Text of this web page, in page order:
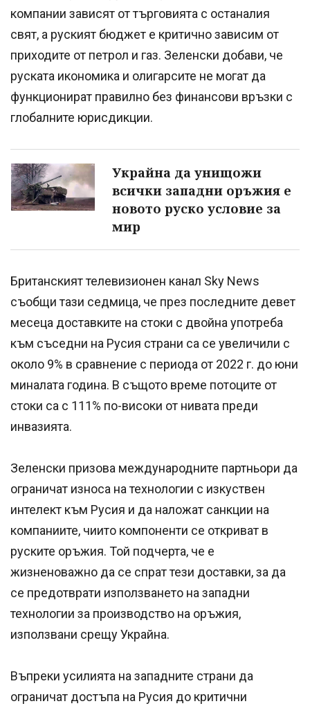
компании зависят от търговията с останалия
свят, а руският бюджет е критично зависим от
приходите от петрол и газ. Зеленски добави, че
руската икономика и олигарсите не могат да
функционират правилно без финансови връзки с
глобалните юрисдикции.
Украйна да унищожи
всички западни оръжия е
новото руско условие за
мир
Британският телевизионен канал Sky News
съобщи тази седмица, че през последните девет
месеца доставките на стоки с двойна употреба
към съседни на Русия страни са се увеличили с
около 9% в сравнение с периода от 2022 г. до юни
миналата година. В същото време потоците от
стоки са с 111% по-високи от нивата преди
инвазията.
Зеленски призова международните партньори да
ограничат износа на технологии с изкуствен
интелект към Русия и да наложат санкции на
компаниите, чиито компоненти се откриват в
руските оръжия. Той подчерта, че е
жизненоважно да се спрат тези доставки, за да
се предотврати използването на западни
технологии за производство на оръжия,
използвани срещу Украйна.
Въпреки усилията на западните страни да
ограничат достъпа на Русия до критични